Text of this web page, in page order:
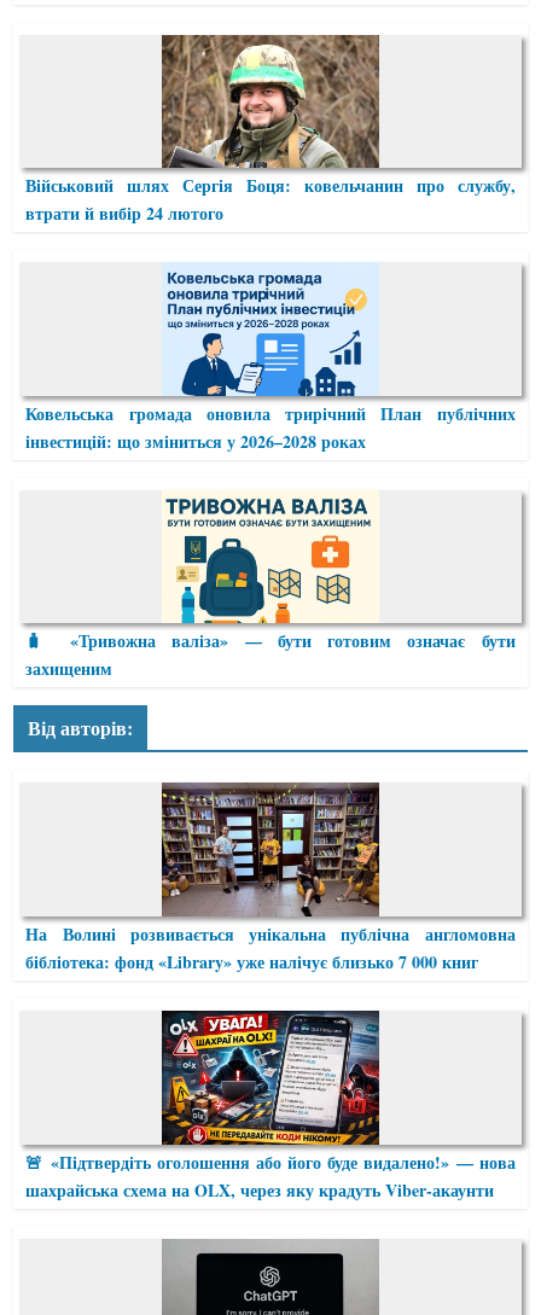
Військовий шлях Сергія Боця: ковельчанин про службу,
втрати й вибір 24 лютого
Ковельська громада оновила трирічний План публічних
інвестицій: що зміниться у 2026–2028 роках
🧳 «Тривожна валіза» — бути готовим означає бути
захищеним
Від авторів:
На Волині розвивається унікальна публічна англомовна
бібліотека: фонд «Library» уже налічує близько 7 000 книг
🚨 «Підтвердіть оголошення або його буде видалено!» — нова
шахрайська схема на OLX, через яку крадуть Viber-акаунти